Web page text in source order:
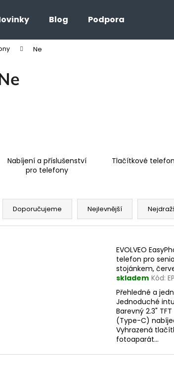
Blog Podpora
Ne
Nabíjení a příslušenství
pro telefony
Tlačítkové
Doporučujeme Nejlevnější
EVOLVEO
telefon pro
stojánkem,
skladem Kód:
Přehledné a
Jednoduché
Barevný 2.3"
(Type-C)
Vyhrazená
fotoaparát...
Co potřebujete najít?